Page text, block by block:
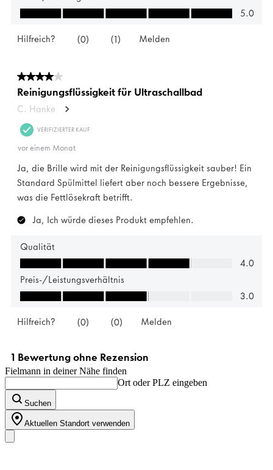
Fielmann in deiner Nähe finden
Ort oder PLZ eingeben
Suchen
Aktuellen Standort verwenden